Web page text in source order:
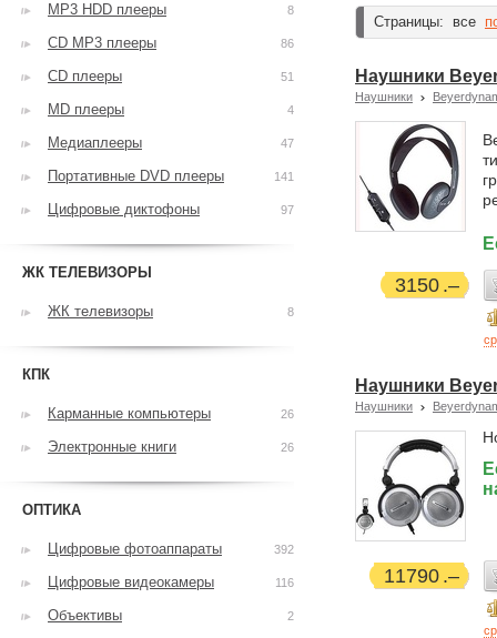
Страницы: все
Наушники
Наушники
3150
Наушники
Наушники
11790
MP3 HDD плееры 8
CD MP3 плееры 86
CD плееры 51
MD плееры 4
Медиаплееры 47
Портативные DVD плееры 141
Цифровые диктофоны 97
ЖК ТЕЛЕВИЗОРЫ
ЖК телевизоры 8
КПК
Карманные компьютеры 26
Электронные книги 26
ОПТИКА
Цифровые фотоаппараты 392
Цифровые видеокамеры 116
Объективы 2